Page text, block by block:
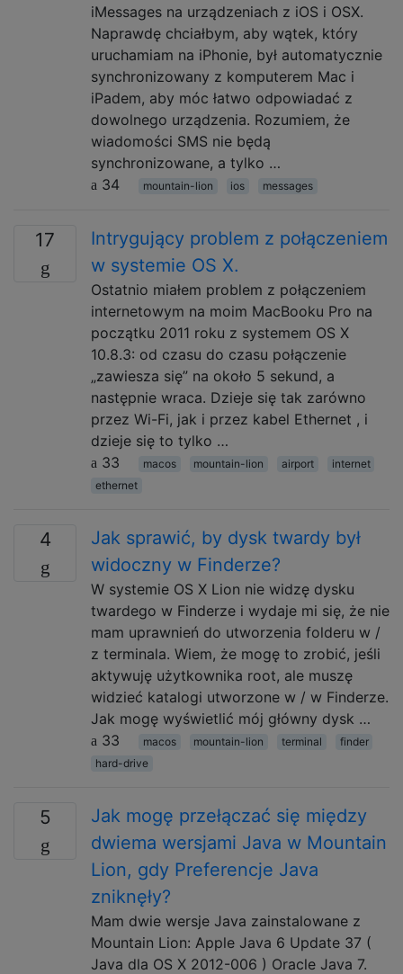
iMessages na urządzeniach z iOS i OSX.
Naprawdę chciałbym, aby wątek, który
uruchamiam na iPhonie, był automatycznie
synchronizowany z komputerem Mac i
iPadem, aby móc łatwo odpowiadać z
dowolnego urządzenia. Rozumiem, że
wiadomości SMS nie będą
synchronizowane, a tylko …
34
mountain-lion ios messages
17
Intrygujący problem z połączeniem
w systemie OS X.
Ostatnio miałem problem z połączeniem
internetowym na moim MacBooku Pro na
początku 2011 roku z systemem OS X
10.8.3: od czasu do czasu połączenie
„zawiesza się” na około 5 sekund, a
następnie wraca. Dzieje się tak zarówno
przez Wi-Fi, jak i przez kabel Ethernet , i
dzieje się to tylko …
33
macos mountain-lion airport
internet
ethernet
4
Jak sprawić, by dysk twardy był
widoczny w Finderze?
W systemie OS X Lion nie widzę dysku
twardego w Finderze i wydaje mi się, że nie
mam uprawnień do utworzenia folderu w /
z terminala. Wiem, że mogę to zrobić, jeśli
aktywuję użytkownika root, ale muszę
widzieć katalogi utworzone w / w Finderze.
Jak mogę wyświetlić mój główny dysk …
33
macos mountain-lion terminal
finder
hard-drive
5
Jak mogę przełączać się między
dwiema wersjami Java w Mountain
Lion, gdy Preferencje Java
zniknęły?
Mam dwie wersje Java zainstalowane z
Mountain Lion: Apple Java 6 Update 37 (
Java dla OS X 2012-006 ) Oracle Java 7.